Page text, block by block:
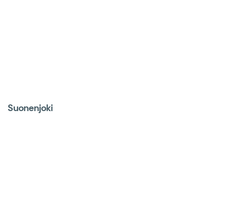
Suonenjoki